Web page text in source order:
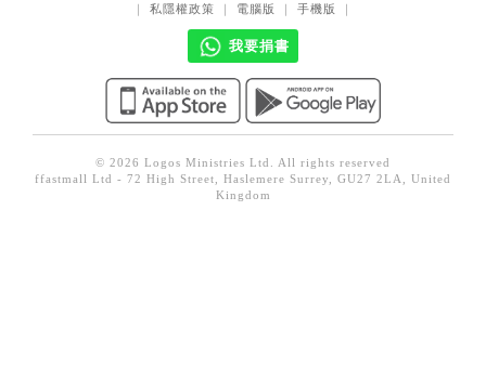
哲學／宗教比較
文藝／勵志
｜ 私隱權政策 ｜ 電腦版 ｜ 手機版 ｜
我要捐書
© 2026 Logos Ministries Ltd. All rights reserved
ffastmall Ltd - 72 High Street, Haslemere Surrey, GU27 2LA, United
Kingdom